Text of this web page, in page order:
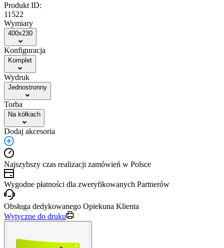
Produkt ID:
11522
Wymiary
400x230
Konfiguracja
Komplet
Wydruk
Jednostronny
Torba
Na kółkach
Dodaj akcesoria
Najszybszy czas realizacji zamówień w Polsce
Wygodne płatności dla zweryfikowanych Partnerów
Obsługa dedykowanego Opiekuna Klienta
Wytyczne do druku